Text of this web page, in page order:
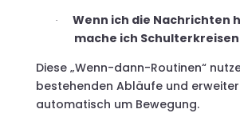
·
Wenn ich die Nachrichten
mache ich Schulterkreisen
Diese „Wenn-dann-Routinen“
bestehenden Abläufe und
automatisch um Bewegung.